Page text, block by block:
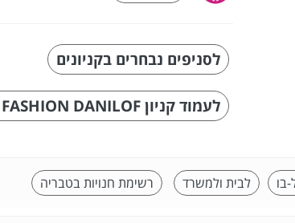
לסניפים נבחרים בקניונים
לעמוד קניון BIG FASHION DANILOF טבריה
בו לבית ולמשרד רשימת חנויות בטבריה